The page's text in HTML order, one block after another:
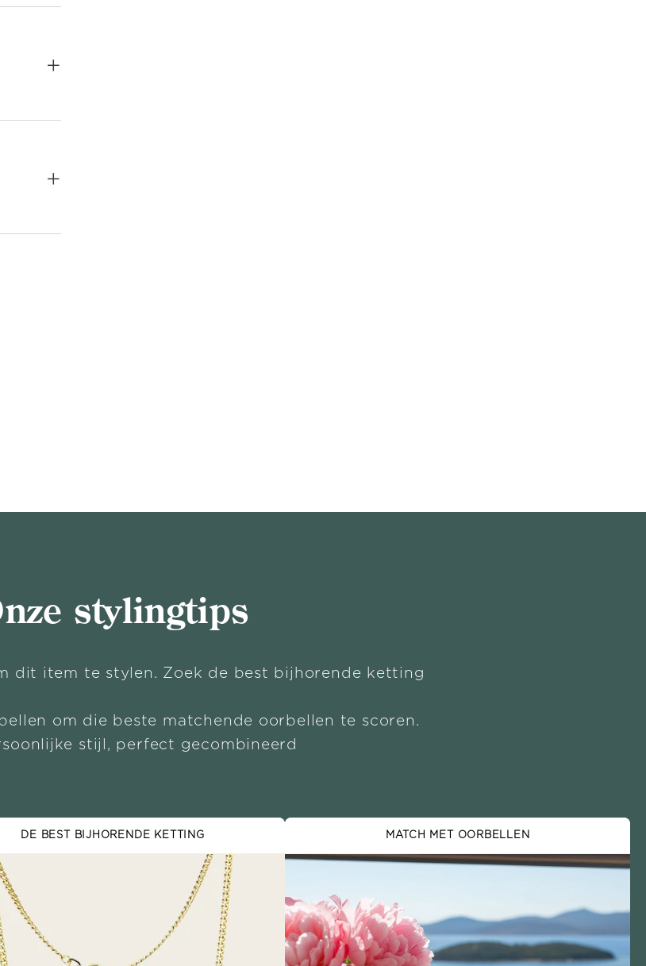
+
+
stylingtips
dit item te stylen. Zoek de best bijhorende ketting
om die beste matchende oorbellen te scoren.
stijl, perfect gecombineerd
DE BEST BIJHORENDE KETTING MATCH MET OORBELLEN